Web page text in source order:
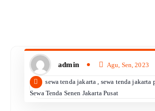
admin Agu, Sen, 2023
sewa tenda jakarta , sewa tenda jakarta
Sewa Tenda Senen Jakarta Pusat